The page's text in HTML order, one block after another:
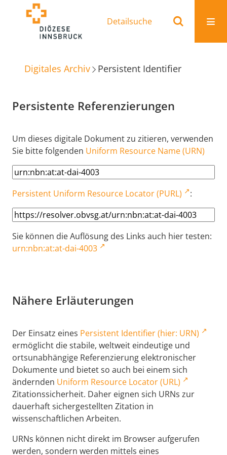
Detailsuche
Digitales Archiv Persistent Identifier
Persistente Referenzierungen
Um dieses digitale Dokument zu zitieren, verwenden
Sie bitte folgenden Uniform Resource Name (URN)
Persistent Uniform Resource Locator (PURL) :
Sie können die Auflösung des Links auch hier testen:
urn:nbn:at:at-dai-4003
Nähere Erläuterungen
Der Einsatz eines Persistent Identifier (hier: URN)
ermöglicht die stabile, weltweit eindeutige und
ortsunabhängige Referenzierung elektronischer
Dokumente und bietet so auch bei einem sich
ändernden Uniform Resource Locator (URL)
Zitationssicherheit. Daher eignen sich URNs zur
dauerhaft sichergestellten Zitation in
wissenschaftlichen Arbeiten.
URNs können nicht direkt im Browser aufgerufen
werden, sondern werden mittels eines